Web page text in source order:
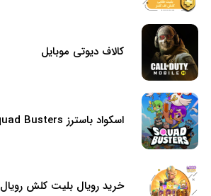
کالاف دیوتی موبایل
اسکواد باسترز Squad Busters
خرید رویال بلیت کلش رویال